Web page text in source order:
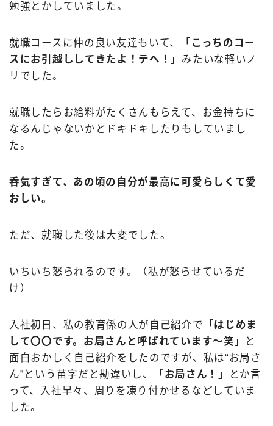
勉強とかしていました。
就職コースに仲の良い友達もいて、
「こっちのコー
スにお引越ししてきたよ！テヘ！」 みたいな軽いノ
リでした。
就職したらお給料がたくさんもらえて、お金持ちに
なるんじゃないかとドキドキしたりもしていまし
た。
呑気すぎて、あの頃の自分が最高に可愛らしくて愛
おしい。
ただ、就職した後は大変でした。
いちいち怒られるのです。（私が怒らせているだ
け）
入社初日、私の教育係の人が自己紹介で
「はじめま
して〇〇です。お局さんと呼ばれています〜笑」
と
面白おかしく自己紹介をしたのですが、私は“お局さ
ん”という苗字だと勘違いし、
「お局さん！」
とか言
って、入社早々、周りを凍り付かせるなどしていま
した。